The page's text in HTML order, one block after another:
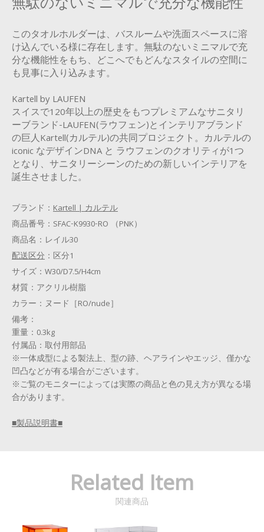
無駄のないミニマルで充分な機能性
このタオルホルダーは、バスルームや洗面スペースに溶
け込んでいる様に存在します。無駄のないミニマルで充
分な機能性をもち、どこへでもどんなスタイルの空間に
も見事に入り込みます。
Kartell by LAUFEN
スイスで120年以上の歴史をもつプレミアムなサニタリ
ーブランド-LAUFEN(ラウフェン)とインテリアブランド
の巨人Kartell(カルテル)の共同プロジェクト。カルテルの
iconic なデザインDNA と ラウフェンのクオリティが1つ
となり、サニタリーシーンのための新しいインテリアを
誕生させました。
ブランド： Kartell | カルテル
商品番号： SFAC-K9930-RO （PNK）
商品名： レイル30
配送区分 ： 区分1
サイズ： W30/D7.5/H4cm
材質： アクリル樹脂
カラー： ヌード［RO/nude］
備考：
重量：0.3kg
付属品：取付用部品
※一体成型による製法上、型の跡、ヘアラインやエッジ、僅かな
凹凸などが有る場合がございます。
※ご覧のモニターによっては実際の商品と色の見え方が異なる場
合があります。
■製品説明書■
Related Item
関連商品